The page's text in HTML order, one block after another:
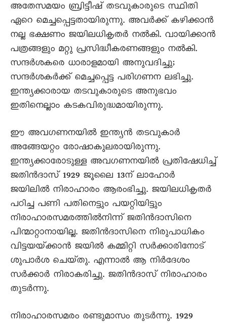
അതേസമയം ബ്രിട്ടീഷ്‌ തടവുകാരുടെ സ്ഥിതി
ഏറെ മെച്ചപ്പെട്ടതായിരുന്നു. അവർക്ക്‌ കഴിക്കാൻ
നല്ല ഭക്ഷണം ജയിലധികൃതർ നൽകി. വായിക്കാൻ
പത്രങ്ങളും മറ്റു പ്രസിദ്ധീകരണങ്ങളും നൽകി.
സന്ദർശകരെ ധാരാളമായി അനുവദിച്ചു;
സന്ദർശകർക്ക്‌ മെച്ചപ്പെട്ട പരിഗണന ലഭിച്ചു.
ഇന്ത്യക്കാരായ തടവുകാരുടെ അനുഭവം
ഇതിനെല്ലാം കടകവിരുദ്ധമായിരുന്നു.
ഈ അവഗണനയിൽ ഇന്ത്യൻ തടവുകാർ
അങ്ങേയറ്റം രോഷാകുലരായിരുന്നു.
ഇന്ത്യക്കാരോടുള്ള അവഗണനയിൽ പ്രതിഷേധിച്ച്‌
ജതിൻദാസ്‌ 1929 ജൂലൈ 13ന്‌ ലാഹോർ
ജയിലിൽ നിരാഹാരം ആരംഭിച്ചു. ജയിലധികൃതർ
പഠിച്ച പണി പതിനെട്ടും പയറ്റിയിട്ടും
നിരാഹാരസമരത്തിൽനിന്ന്‌ ജതിൻദാസിനെ
പിന്മാറ്റാനായില്ല. ജതിൻദാസിനെ നിരുപാധികം
വിട്ടയയ്‌ക്കാൻ ജയിൽ കമ്മിറ്റി സർക്കാരിനോട്‌
ശുപാർശ ചെയ്‌തു. എന്നാൽ ആ നിർദേശം
സർക്കാർ നിരാകരിച്ചു. ജതിൻദാസ്‌ നിരാഹാരം
തുടർന്നു.
നിരാഹാരസമരം രണ്ടുമാസം തുടർന്നു. 1929